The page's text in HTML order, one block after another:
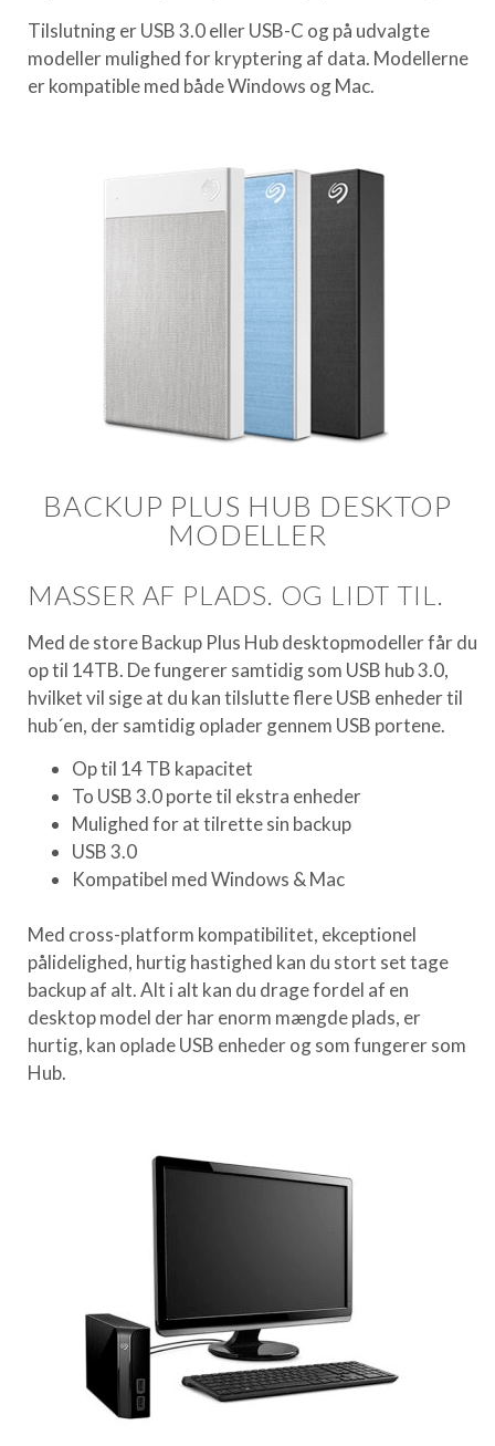
Tilslutning er USB 3.0 eller USB-C og på udvalgte
modeller mulighed for kryptering af data. Modellerne
er kompatible med både Windows og Mac.
BACKUP PLUS HUB DESKTOP
MODELLER
MASSER AF PLADS. OG LIDT TIL.
Med de store Backup Plus Hub desktopmodeller får du
op til 14TB. De fungerer samtidig som USB hub 3.0,
hvilket vil sige at du kan tilslutte flere USB enheder til
hub´en, der samtidig oplader gennem USB portene.
Op til 14 TB kapacitet
To USB 3.0 porte til ekstra enheder
Mulighed for at tilrette sin backup
USB 3.0
Kompatibel med Windows & Mac
Med cross-platform kompatibilitet, ekceptionel
pålidelighed, hurtig hastighed kan du stort set tage
backup af alt. Alt i alt kan du drage fordel af en
desktop model der har enorm mængde plads, er
hurtig, kan oplade USB enheder og som fungerer som
Hub.